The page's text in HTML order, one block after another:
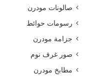
صالونات مودرن
رسومات حوائط
جزامة مودرن
صور غرف نوم
مطابخ مودرن